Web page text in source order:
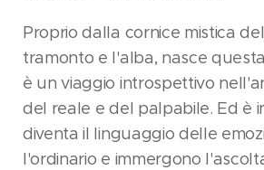
Proprio dalla cornice mistica
tramonto e l'alba, nasce
è un viaggio introspettivo
del reale e del palpabile. Ed è
diventa il linguaggio delle
l'ordinario e immergono